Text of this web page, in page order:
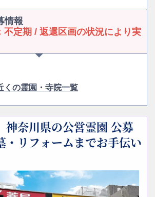
情報
不定期 / 返還区画の状況により実
くの霊園・寺院一覧
神奈川県の公営霊園 公募
・リフォームまでお手伝い